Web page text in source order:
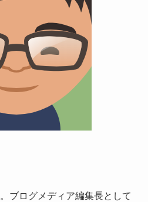
ブログメディア編集長として